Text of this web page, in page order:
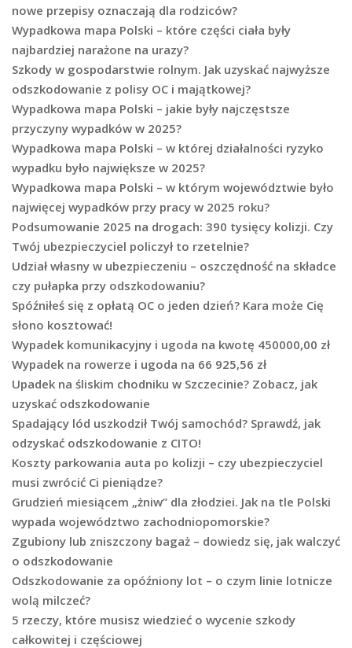
nowe przepisy oznaczają dla rodziców?
Wypadkowa mapa Polski – które części ciała były
najbardziej narażone na urazy?
Szkody w gospodarstwie rolnym. Jak uzyskać najwyższe
odszkodowanie z polisy OC i majątkowej?
Wypadkowa mapa Polski – jakie były najczęstsze
przyczyny wypadków w 2025?
Wypadkowa mapa Polski – w której działalności ryzyko
wypadku było największe w 2025?
Wypadkowa mapa Polski – w którym województwie było
najwięcej wypadków przy pracy w 2025 roku?
Podsumowanie 2025 na drogach: 390 tysięcy kolizji. Czy
Twój ubezpieczyciel policzył to rzetelnie?
Udział własny w ubezpieczeniu – oszczędność na składce
czy pułapka przy odszkodowaniu?
Spóźniłeś się z opłatą OC o jeden dzień? Kara może Cię
słono kosztować!
Wypadek komunikacyjny i ugoda na kwotę 450000,00 zł
Wypadek na rowerze i ugoda na 66 925,56 zł
Upadek na śliskim chodniku w Szczecinie? Zobacz, jak
uzyskać odszkodowanie
Spadający lód uszkodził Twój samochód? Sprawdź, jak
odzyskać odszkodowanie z CITO!
Koszty parkowania auta po kolizji – czy ubezpieczyciel
musi zwrócić Ci pieniądze?
Grudzień miesiącem „żniw” dla złodziei. Jak na tle Polski
wypada województwo zachodniopomorskie?
Zgubiony lub zniszczony bagaż – dowiedz się, jak walczyć
o odszkodowanie
Odszkodowanie za opóźniony lot – o czym linie lotnicze
wolą milczeć?
5 rzeczy, które musisz wiedzieć o wycenie szkody
całkowitej i częściowej